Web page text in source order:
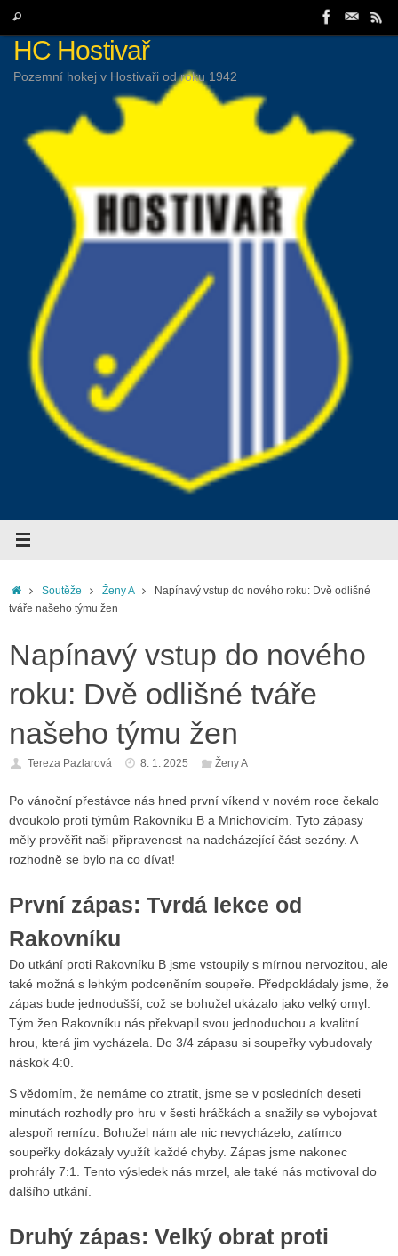
content
Search
HC Hostivař
Pozemní hokej v Hostivaři od roku 1942
HomeSoutěže Ženy A
Napínavý vstup do nového roku: Dvě odlišné
tváře našeho týmu žen
Napínavý vstup do nového
roku: Dvě odlišné tváře
našeho týmu žen
Tereza Pazlarová 8. 1. 2025 Ženy A
Po vánoční přestávce nás hned první víkend v novém roce čekalo
dvoukolo proti týmům Rakovníku B a Mnichovicím. Tyto zápasy
měly prověřit naši připravenost na nadcházející část sezóny. A
rozhodně se bylo na co dívat!
První zápas: Tvrdá lekce od
Rakovníku
Do utkání proti Rakovníku B jsme vstoupily s mírnou nervozitou, ale
také možná s lehkým podceněním soupeře. Předpokládaly jsme, že
zápas bude jednodušší, což se bohužel ukázalo jako velký omyl.
Tým žen Rakovníku nás překvapil svou jednoduchou a kvalitní
hrou, která jim vycházela. Do 3/4 zápasu si soupeřky vybudovaly
náskok 4:0.
S vědomím, že nemáme co ztratit, jsme se v posledních deseti
minutách rozhodly pro hru v šesti hráčkách a snažily se vybojovat
alespoň remízu. Bohužel nám ale nic nevycházelo, zatímco
soupeřky dokázaly využít každé chyby. Zápas jsme nakonec
prohrály 7:1. Tento výsledek nás mrzel, ale také nás motivoval do
dalšího utkání.
Druhý zápas: Velký obrat proti